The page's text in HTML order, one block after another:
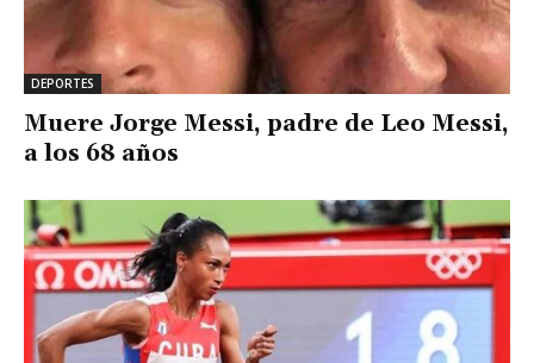
DEPORTES
Muere Jorge Messi, padre de Leo Messi,
a los 68 años